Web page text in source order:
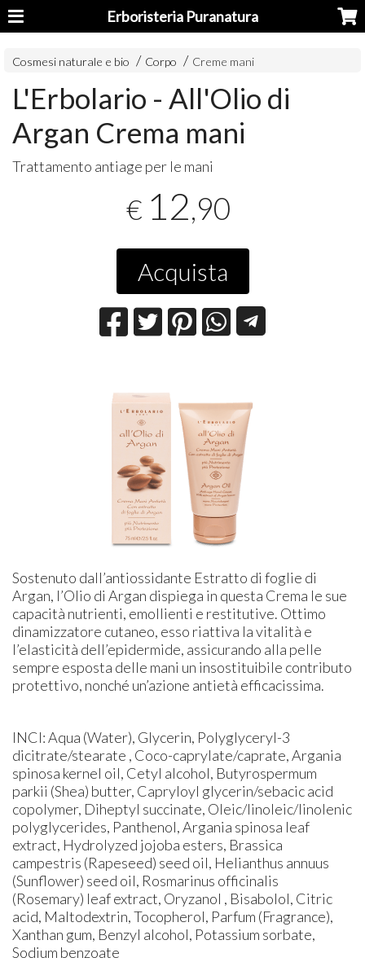
Erboristeria Puranatura
Cosmesi naturale e bio Corpo Creme mani
L'Erbolario - All'Olio di
Argan Crema mani
Trattamento antiage per le mani
€ 12,90
Acquista
Sostenuto dall’antiossidante Estratto di foglie di
Argan, l’Olio di Argan dispiega in questa Crema le sue
capacità nutrienti, emollienti e restitutive. Ottimo
dinamizzatore cutaneo, esso riattiva la vitalità e
l’elasticità dell’epidermide, assicurando alla pelle
sempre esposta delle mani un insostituibile contributo
protettivo, nonché un’azione antietà efficacissima.
INCI: Aqua (Water), Glycerin, Polyglyceryl-3
dicitrate/stearate , Coco-caprylate/caprate, Argania
spinosa kernel oil, Cetyl alcohol, Butyrospermum
parkii (Shea) butter, Capryloyl glycerin/sebacic acid
copolymer, Diheptyl succinate, Oleic/linoleic/linolenic
polyglycerides, Panthenol, Argania spinosa leaf
extract, Hydrolyzed jojoba esters, Brassica
campestris (Rapeseed) seed oil, Helianthus annuus
(Sunflower) seed oil, Rosmarinus officinalis
(Rosemary) leaf extract, Oryzanol , Bisabolol, Citric
acid, Maltodextrin, Tocopherol, Parfum (Fragrance),
Xanthan gum, Benzyl alcohol, Potassium sorbate,
Sodium benzoate